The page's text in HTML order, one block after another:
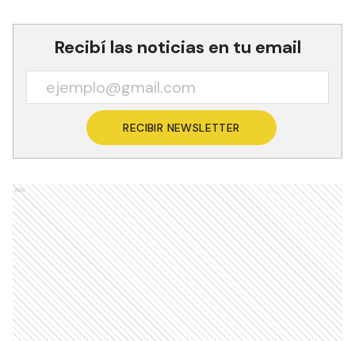
Recibí las noticias en tu email
RECIBIR NEWSLETTER
Ads